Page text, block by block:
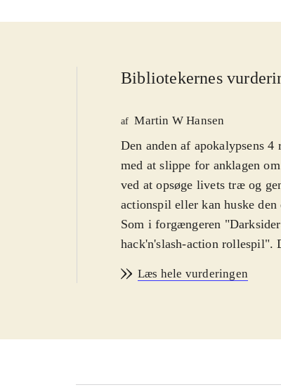
Bibliotekernes
af Martin W Hansen
Den anden af apokalypsens
med at slippe for anklagen
ved at opsøge livets træ og
actionspil eller kan huske
Som i forgængeren
hack'n'slash-action rollespil".
Charred Council beskylder
Det er en ret flot
god ting, da de stadig virker
Læs hele vurderingen